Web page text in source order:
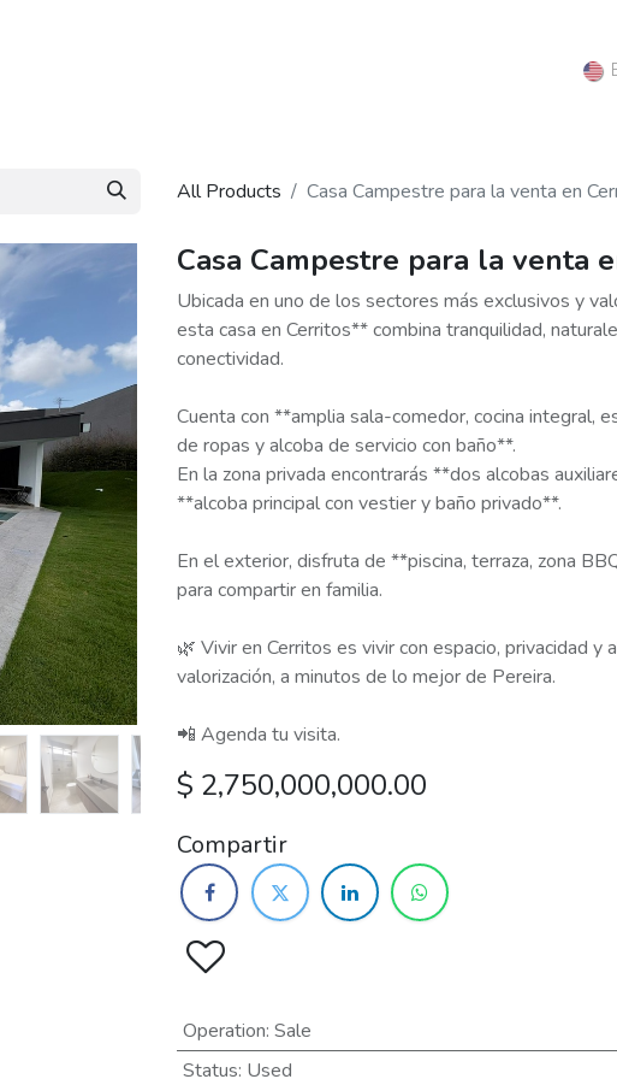
All Products Casa Campestre para la venta en
Casa Campestre para la venta
Ubicada en uno de los sectores más exclusivos y
esta casa en Cerritos** combina tranquilidad,
conectividad.
Cuenta con **amplia sala-comedor, cocina integral,
de ropas y alcoba de servicio con baño**.
En la zona privada encontrarás **dos alcobas
**alcoba principal con vestier y baño privado**.
En el exterior, disfruta de **piscina, terraza, zona
para compartir en familia.
🌿 Vivir en Cerritos es vivir con espacio, privacidad y
valorización, a minutos de lo mejor de Pereira.
📲 Agenda tu visita.
$ 2,750,000,000.00
Compartir
Operation: Sale
Status: Used